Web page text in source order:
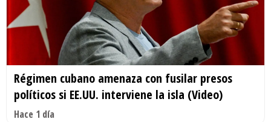
Régimen cubano amenaza con fusilar presos
políticos si EE.UU. interviene la isla (Video)
Hace 1 día